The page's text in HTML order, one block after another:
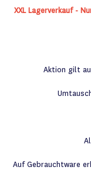
XXL Lagerverkauf -
Aktion gilt
Auf Gebrauchtware